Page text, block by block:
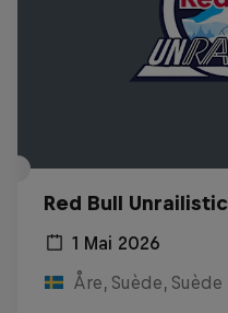
Red Bull Unrailistic
1 Mai 2026
Åre, Suède, Suède